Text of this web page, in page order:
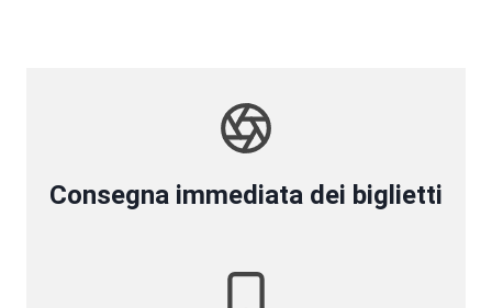
Consegna immediata dei biglietti